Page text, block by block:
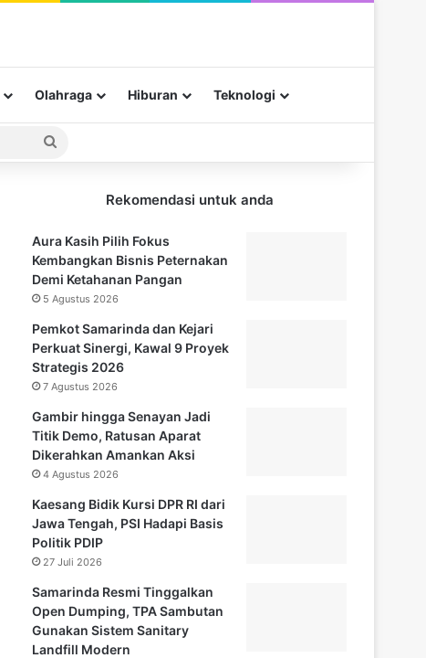
Olahraga Hiburan Teknologi
Pencarian
Rekomendasi untuk anda
Aura Kasih Pilih Fokus
Kembangkan Bisnis Peternakan
Demi Ketahanan Pangan
5 Agustus 2026
Pemkot Samarinda dan Kejari
Perkuat Sinergi, Kawal 9 Proyek
Strategis 2026
7 Agustus 2026
Gambir hingga Senayan Jadi
Titik Demo, Ratusan Aparat
Dikerahkan Amankan Aksi
4 Agustus 2026
Kaesang Bidik Kursi DPR RI dari
Jawa Tengah, PSI Hadapi Basis
Politik PDIP
27 Juli 2026
Samarinda Resmi Tinggalkan
Open Dumping, TPA Sambutan
Gunakan Sistem Sanitary
Landfill Modern